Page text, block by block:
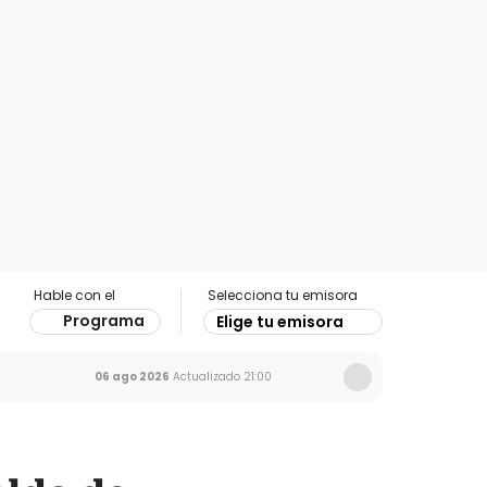
Hable con el
Programa
Selecciona tu emisora
Elige tu emisora
06 ago 2026 Actualizado 21:00